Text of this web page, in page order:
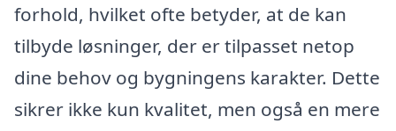
forhold, hvilket ofte betyder, at de kan
tilbyde løsninger, der er tilpasset netop
dine behov og bygningens karakter. Dette
sikrer ikke kun kvalitet, men også en mere